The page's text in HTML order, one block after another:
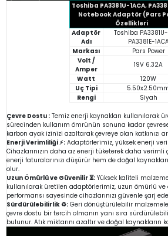
Toshiba PA3381U-1ACA,
Notebook Adaptör (Pars
Özellikleri
Adaptör
Adı
Toshiba PA3381U-
PA3381E-
Markası
Pars Power
Volt /
Amper
19V 6.32A
Watt
120W
Uç Tipi
Rengi
Siyah
Çevre Dostu : Temiz enerji kaynakları kullanılarak
sürecinden kullanım ömrünün sonuna kadar
karbon ayak izinizi azaltarak çevreye olan katkınızı
Enerji Verimliliği ⚡: Adaptörlerimiz, yüksek enerji
Cihazlarınızın daha az enerji tüketerek daha verimli
enerji faturalarınızı düşürür hem de doğal
olur.
Uzun Ömürlü ve Güvenilir ⏳: Yüksek kaliteli
kullanılarak üretilen adaptörlerimiz, uzun ömürlü ve
performansı sayesinde cihazlarınızı güvenle şarj
Sürdürülebilirlik ♻️: Geri dönüştürülebilir
çevre dostu bir tercih olmanın yanı sıra
bulunur. Atık miktarını azaltır ve doğal kaynakların